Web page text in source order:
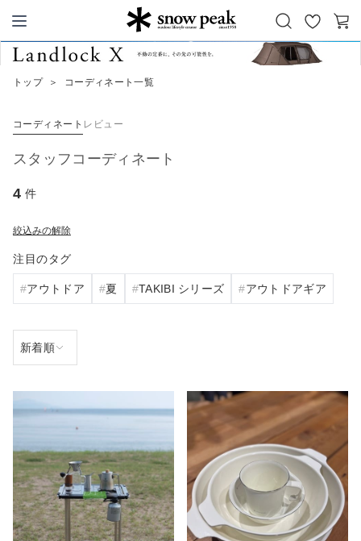
Snow Peak
お
気
カ
トップ ＞ コーディネート一覧
コーディネート レビュー
スタッフコーディネート
4 件
絞込みの解除
注目のタグ
アウトドア 夏 TAKIBI シリーズ アウトドアギア